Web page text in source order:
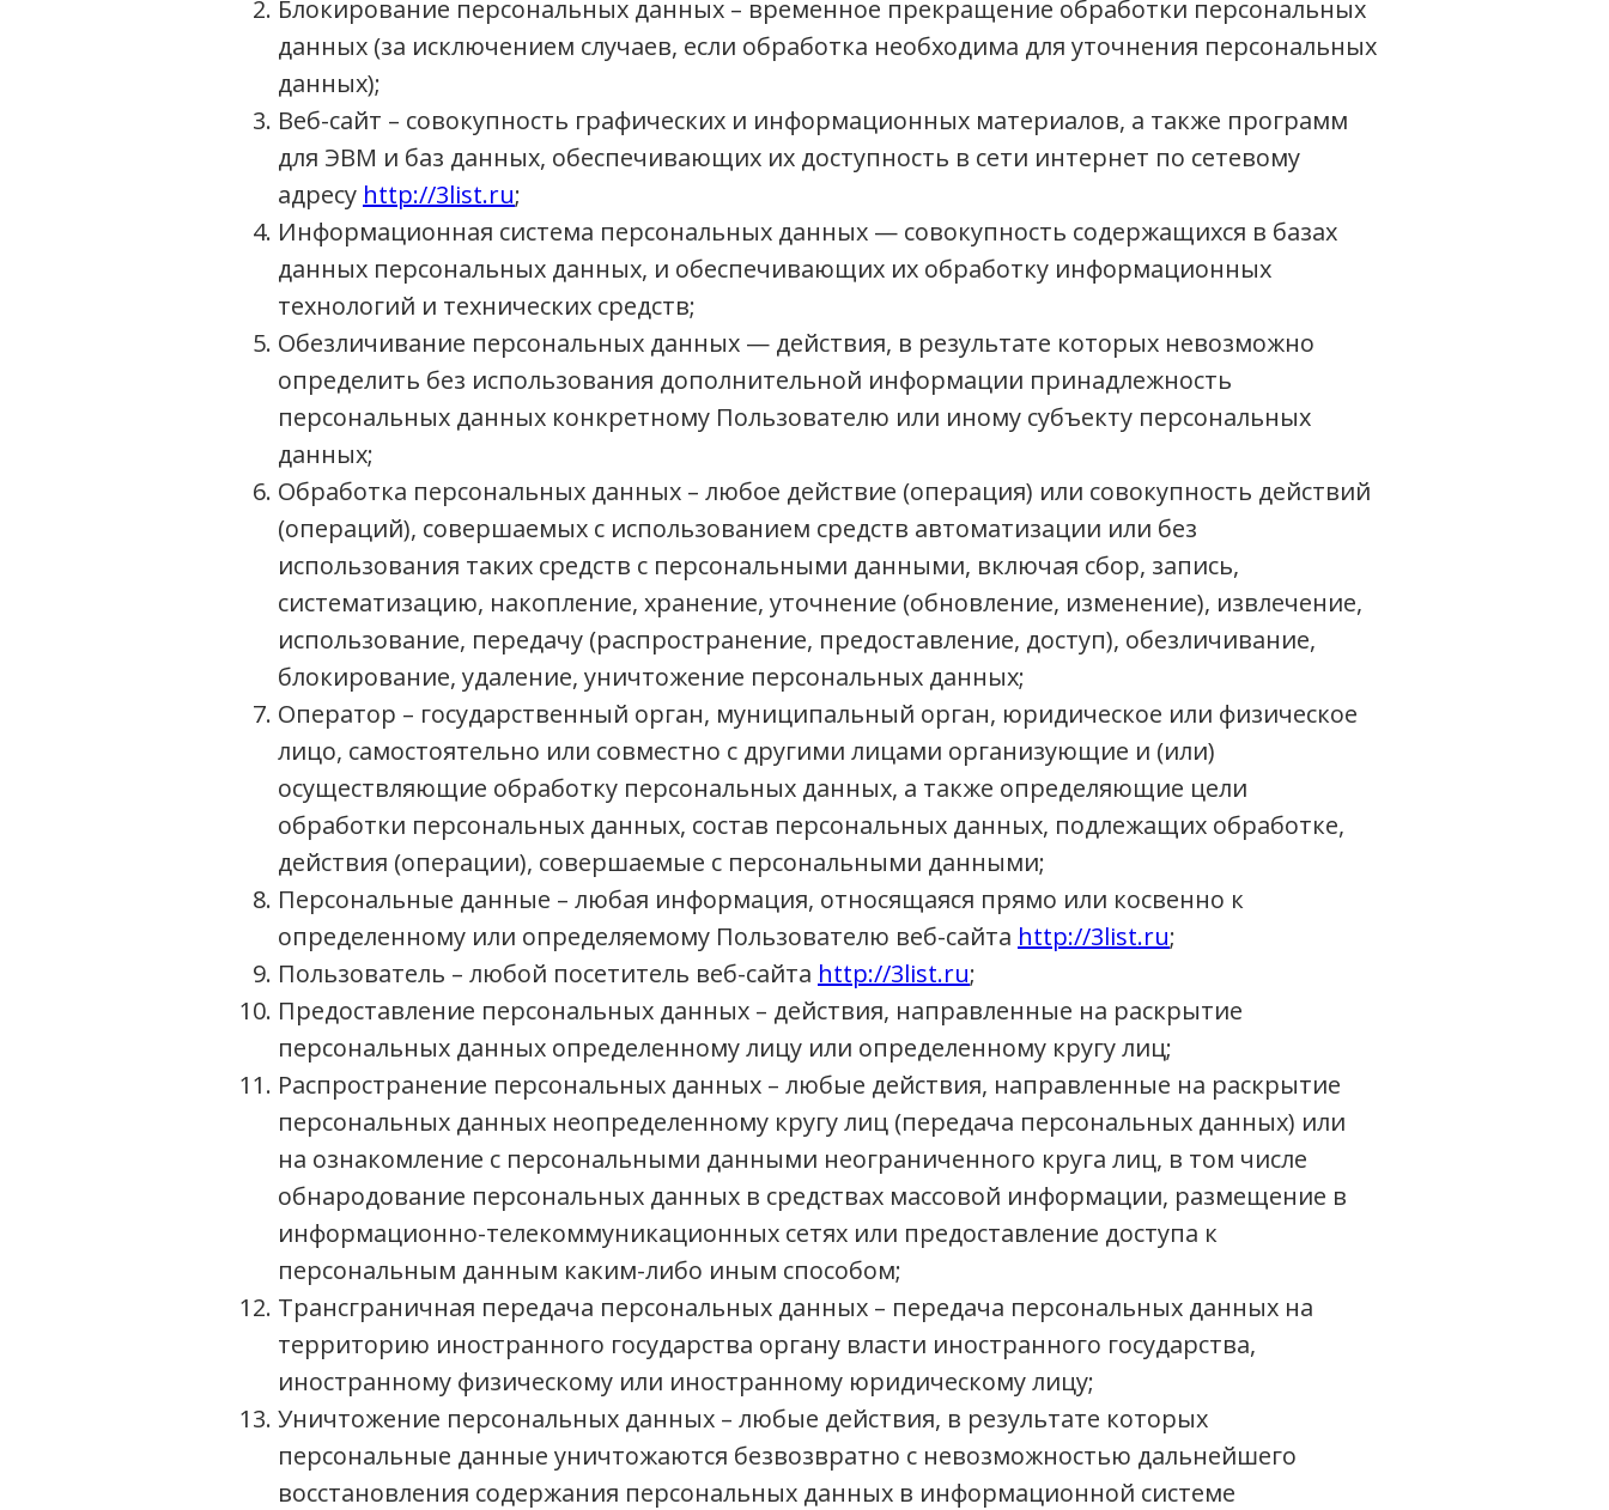
Блокирование персональных данных – временное прекращение обработки персональных
данных (за исключением случаев, если обработка необходима для уточнения персональных
данных);
Веб-сайт – совокупность графических и информационных материалов, а также программ
для ЭВМ и баз данных, обеспечивающих их доступность в сети интернет по сетевому
адресу http://3list.ru;
Информационная система персональных данных — совокупность содержащихся в базах
данных персональных данных, и обеспечивающих их обработку информационных
технологий и технических средств;
Обезличивание персональных данных — действия, в результате которых невозможно
определить без использования дополнительной информации принадлежность
персональных данных конкретному Пользователю или иному субъекту персональных
данных;
Обработка персональных данных – любое действие (операция) или совокупность действий
(операций), совершаемых с использованием средств автоматизации или без
использования таких средств с персональными данными, включая сбор, запись,
систематизацию, накопление, хранение, уточнение (обновление, изменение), извлечение,
использование, передачу (распространение, предоставление, доступ), обезличивание,
блокирование, удаление, уничтожение персональных данных;
Оператор – государственный орган, муниципальный орган, юридическое или физическое
лицо, самостоятельно или совместно с другими лицами организующие и (или)
осуществляющие обработку персональных данных, а также определяющие цели
обработки персональных данных, состав персональных данных, подлежащих обработке,
действия (операции), совершаемые с персональными данными;
Персональные данные – любая информация, относящаяся прямо или косвенно к
определенному или определяемому Пользователю веб-сайта http://3list.ru;
Пользователь – любой посетитель веб-сайта http://3list.ru;
Предоставление персональных данных – действия, направленные на раскрытие
персональных данных определенному лицу или определенному кругу лиц;
Распространение персональных данных – любые действия, направленные на раскрытие
персональных данных неопределенному кругу лиц (передача персональных данных) или
на ознакомление с персональными данными неограниченного круга лиц, в том числе
обнародование персональных данных в средствах массовой информации, размещение в
информационно-телекоммуникационных сетях или предоставление доступа к
персональным данным каким-либо иным способом;
Трансграничная передача персональных данных – передача персональных данных на
территорию иностранного государства органу власти иностранного государства,
иностранному физическому или иностранному юридическому лицу;
Уничтожение персональных данных – любые действия, в результате которых
персональные данные уничтожаются безвозвратно с невозможностью дальнейшего
восстановления содержания персональных данных в информационной системе